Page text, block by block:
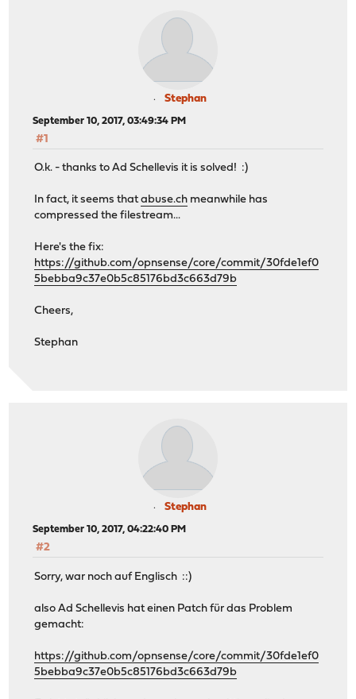
Stephan
September 10, 2017, 03:49:34 PM
#1
O.k. - thanks to Ad Schellevis it is solved! :)
In fact, it seems thatabuse.ch meanwhile has
compressed the filestream...
Here's the fix:
https://github.com/opnsense/core/commit/30fde1ef0
5bebba9c37e0b5c85176bd3c663d79b
Cheers,
Stephan
Stephan
September 10, 2017, 04:22:40 PM
#2
Sorry, war noch auf Englisch ::)
also Ad Schellevis hat einen Patch für das Problem
gemacht:
https://github.com/opnsense/core/commit/30fde1ef0
5bebba9c37e0b5c85176bd3c663d79b